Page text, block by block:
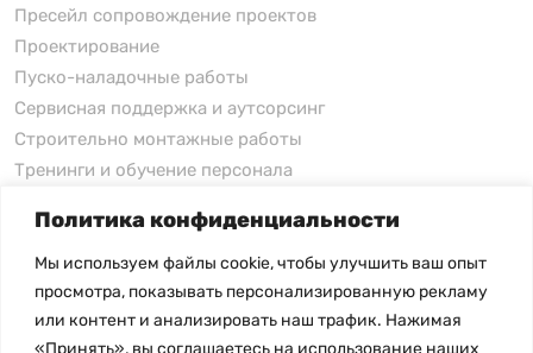
Политика конфиденциальности
Мы используем файлы cookie, чтобы улучшить ваш опыт
просмотра, показывать персонализированную рекламу
или контент и анализировать наш трафик. Нажимая
Пресейл сопровождение проектов
Проектирование
Пуско-наладочные работы
Сервисная поддержка и аутсорсинг
Строительно монтажные работы
Тренинги и обучение персонала
xFusion
xFusion
xFusion AI Solution